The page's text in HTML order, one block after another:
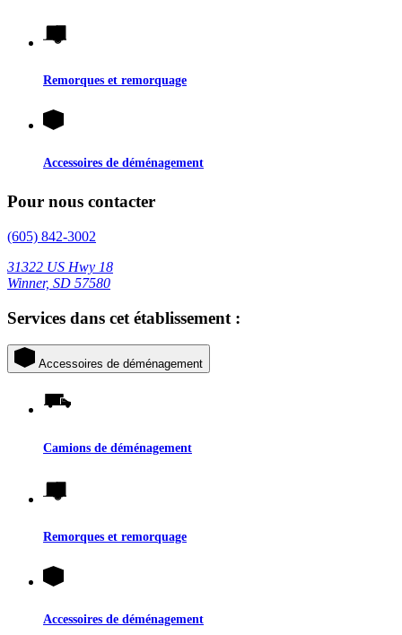
Remorques et remorquage
Accessoires de déménagement
Pour nous contacter
(605) 842-3002
31322 US Hwy 18
Winner, SD 57580
Services dans cet établissement :
Accessoires de déménagement
Camions de déménagement
Remorques et remorquage
Accessoires de déménagement